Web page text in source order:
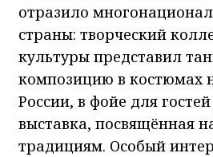
отразило
страны: творческий
культуры представил
композицию в костюмах
России, в фойе для
выставка, посвящённая
традициям. Особый